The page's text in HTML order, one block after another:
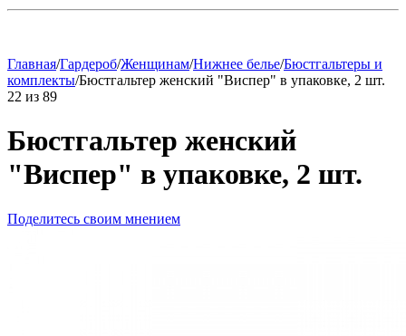
Главная/Гардероб/Женщинам/Нижнее белье/Бюстгальтеры и
комплекты/Бюстгальтер женский "Виспер" в упаковке, 2 шт.
22 из 89
Бюстгальтер женский
"Виспер" в упаковке, 2 шт.
Поделитесь своим мнением